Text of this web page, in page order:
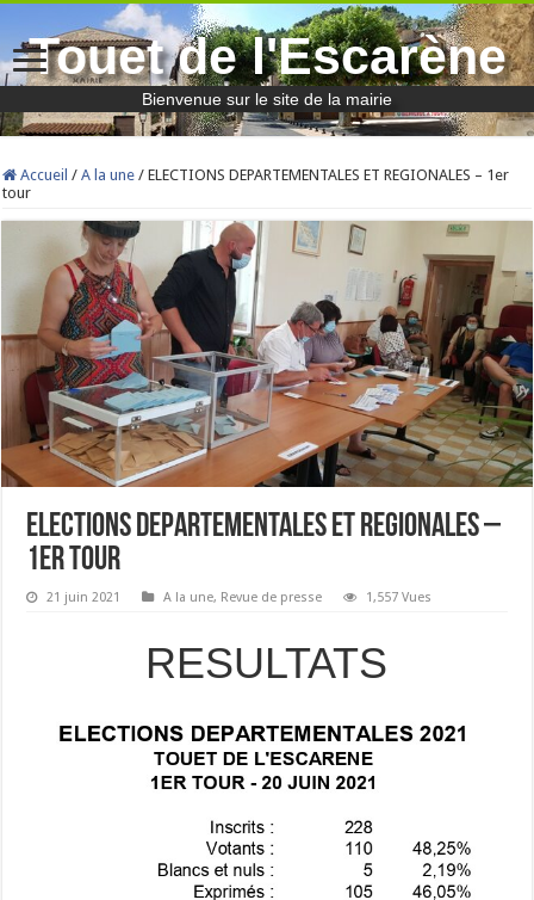
Touet de l'Escarène
Bienvenue sur le site de la mairie
Accueil / A la une / ELECTIONS DEPARTEMENTALES ET REGIONALES – 1er
tour
ELECTIONS DEPARTEMENTALES ET REGIONALES –
1er tour
21 juin 2021 A la une, Revue de presse 1,557 Vues
RESULTATS